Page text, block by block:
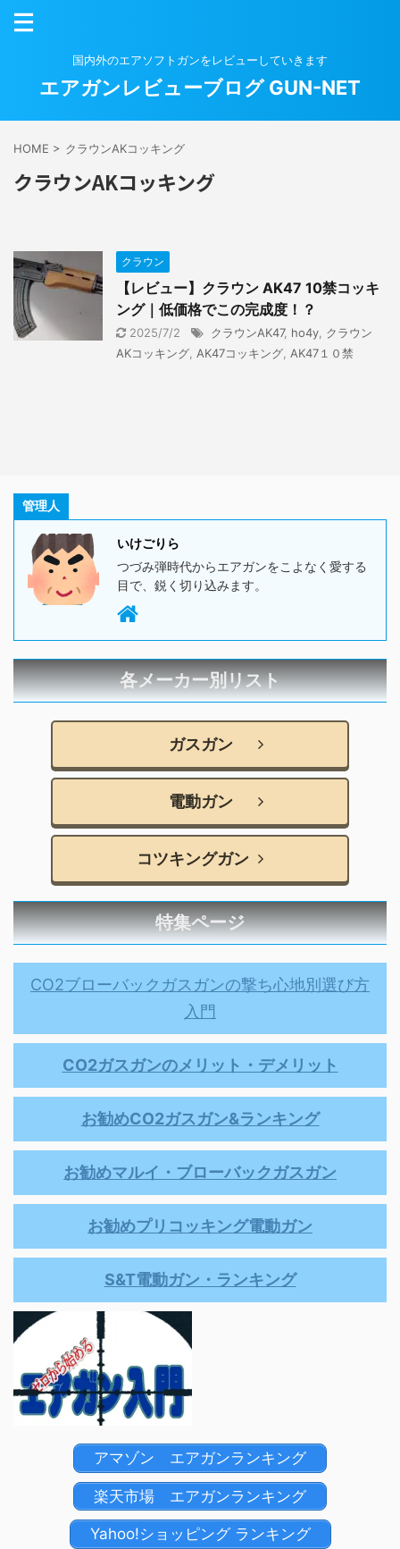
国内外のエアソフトガンをレビューしていきます
エアガンレビューブログ GUN-NET
HOME > クラウンAKコッキング
クラウンAKコッキング
クラウン
【レビュー】クラウン AK47 10禁コッキ
ング｜低価格でこの完成度！？
2025/7/2 クラウンAK47, ho4y クラウン
AKコッキング AK47コッキング AK47１０禁
管理人
いけごりら
つづみ弾時代からエアガンをこよなく愛する
目で、鋭く切り込みます。
各メーカー別リスト
ガスガン
電動ガン
コツキングガン
特集ページ
CO2ブローバックガスガンの撃ち心地別選び方
入門
CO2ガスガンのメリット・デメリット
お勧めCO2ガスガン&ランキング
お勧めマルイ・ブローバックガスガン
お勧めプリコッキング電動ガン
S&T電動ガン・ランキング
アマゾン エアガンランキング
楽天市場 エアガンランキング
Yahoo!ショッピング ランキング